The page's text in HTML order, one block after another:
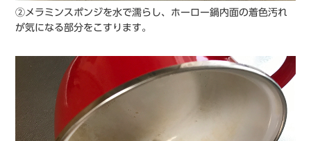
②メラミンスポンジを水で濡らし、ホーロー鍋内面の着色汚れ
が気になる部分をこすります。